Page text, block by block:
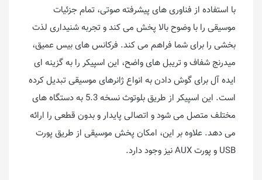
با استفاده از فناوری های پیشرفته صوتی، تمام جزئیات
موسیقی را با وضوح بالا پخش می کند و تجربه شنیداری لذت
بخشی را برای شما فراهم می کند. فرکانس های بیس عمیق،
میدرنج شفاف و تریبل های واضح، این اسپیکر را به گزینه ای
ایده آل برای گوش دادن به انواع ژانرهای موسیقی تبدیل کرده
است. این اسپیکر از طریق بلوتوث نسخه 5.3 به دستگاه های
مختلف متصل می شود و اتصالی پایدار و بدون قطعی را ارائه
می دهد. علاوه بر این، امکان پخش موسیقی از طریق پورت
USB و پورت AUX نیز وجود دارد.